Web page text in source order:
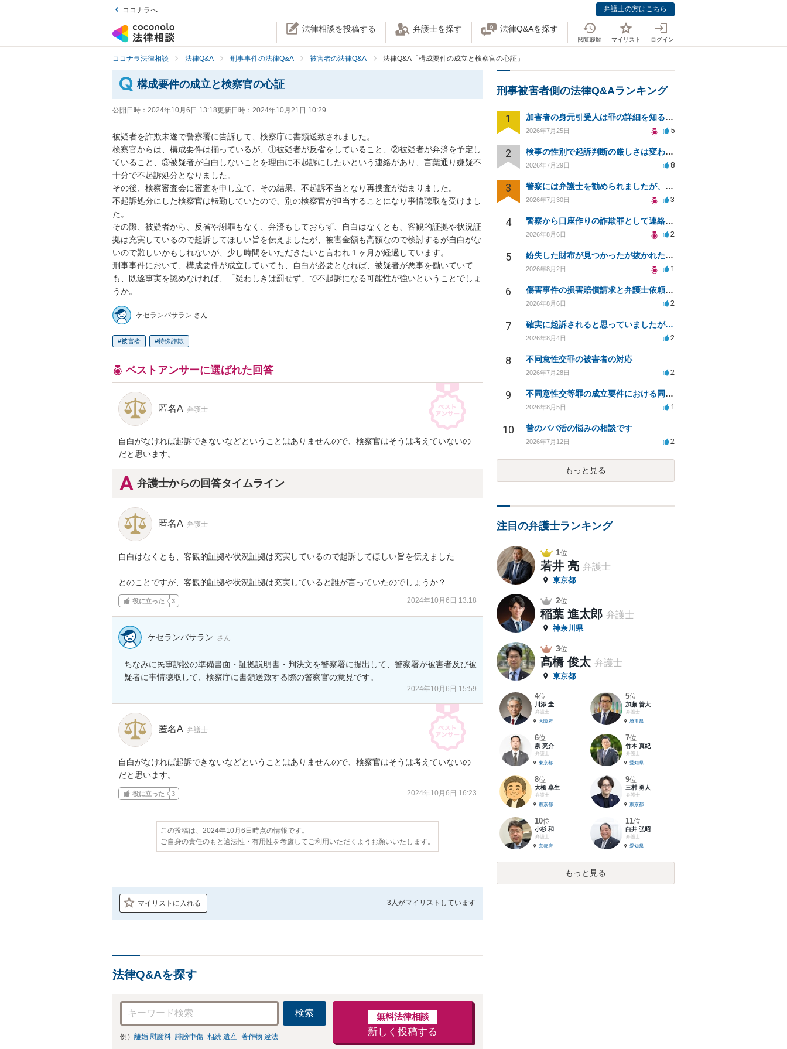
ココナラへ 弁護士の方はこちら
法律相談を投稿する 弁護士を探す 法律Q&Aを探す
閲覧履歴 マイリスト ログイン
ココナラ法律相談 法律Q&A 刑事事件の法律Q&A 被害者の法律Q&A 法律Q&A「構成要件の成立と検察官の心証」
構成要件の成立と検察官の心証
公開日時： 2024年10月6日 13:18更新日時： 2024年10月21日 10:29
被疑者を詐欺未遂で警察署に告訴して、検察庁に書類送致されました。
検察官からは、構成要件は揃っているが、①被疑者が反省をしていること、②被疑者が弁済を予定し
ていること、③被疑者が自白しないことを理由に不起訴にしたいという連絡があり、言葉通り嫌疑不
十分で不起訴処分となりました。
その後、検察審査会に審査を申し立て、その結果、不起訴不当となり再捜査が始まりました。
不起訴処分にした検察官は転勤していたので、別の検察官が担当することになり事情聴取を受けまし
た。
その際、被疑者から、反省や謝罪もなく、弁済もしておらず、自白はなくとも、客観的証拠や状況証
拠は充実しているので起訴してほしい旨を伝えましたが、被害金額も高額なので検討するが自白がな
いので難しいかもしれないが、少し時間をいただきたいと言われ１ヶ月が経過しています。
刑事事件において、構成要件が成立していても、自白が必要となれば、被疑者が悪事を働いていて
も、既遂事実を認めなければ、「疑わしきは罰せず」で不起訴になる可能性が強いということでしょ
うか。
ケセランパサラン さん
被害者 特殊詐欺
ベストアンサーに選ばれた回答
匿名A 弁護士
自白がなければ起訴できないなどということはありませんので、検察官はそうは考えていないの
だと思います。
弁護士からの回答タイムライン
匿名A 弁護士
自白はなくとも、客観的証拠や状況証拠は充実しているので起訴してほしい旨を伝えました
とのことですが、客観的証拠や状況証拠は充実していると誰が言っていたのでしょうか？
役に立った 3 2024年10月6日 13:18
ケセランパサラン さん
ちなみに民事訴訟の準備書面・証拠説明書・判決文を警察署に提出して、警察署が被害者及び被
疑者に事情聴取して、検察庁に書類送致する際の警察官の意見です。
2024年10月6日 15:59
匿名A 弁護士
自白がなければ起訴できないなどということはありませんので、検察官はそうは考えていないの
だと思います。
役に立った 3 2024年10月6日 16:23
この投稿は、2024年10月6日時点の情報です。
ご自身の責任のもと適法性・有用性を考慮してご利用いただくようお願いいたします。
マイリストに入れる 3人がマイリストしています
法律Q&Aを探す
検索
例） 離婚 慰謝料 誹謗中傷 相続 遺産 著作物 違法
無料法律相談
新しく投稿する
刑事被害者側の法律Q&Aランキング
1 加害者の身元引受人は罪の詳細を知ることができるか？
2026年7月25日 5
2 検事の性別で起訴判断の厳しさは変わるのか知りたい
2026年7月29日 8
3 警察には弁護士を勧められましたが、費用対効果で依頼をすることを躊躇しています。
2026年7月30日 3
4 警察から口座作りの詐欺罪として連絡が来ました。
2026年8月6日 2
5 紛失した財布が見つかったが抜かれた現金について
2026年8月2日 1
6 傷害事件の損害賠償請求と弁護士依頼の必要性について
2026年8月6日 2
7 確実に起訴されると思っていましたが…
2026年8月4日 2
8 不同意性交罪の被害者の対応
2026年7月28日 2
9 不同意性交等罪の成立要件における同意とアルコールの影響
2026年8月5日 1
10 昔のパパ活の悩みの相談です
2026年7月12日 2
もっと見る
注目の弁護士ランキング
1位
若井 亮 弁護士
東京都
2位
稲葉 進太郎 弁護士
神奈川県
3位
髙橋 俊太 弁護士
東京都
4位
川添 圭
弁護士
大阪府
5位
加藤 善大
弁護士
埼玉県
6位
泉 亮介
弁護士
東京都
7位
竹本 真紀
弁護士
愛知県
8位
大橋 卓生
弁護士
東京都
9位
三村 勇人
弁護士
東京都
10位
小杉 和
弁護士
京都府
11位
白井 弘昭
弁護士
愛知県
もっと見る